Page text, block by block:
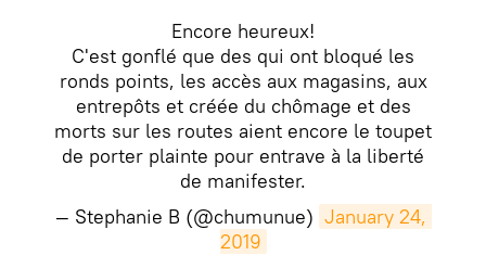
Encore heureux!
C'est gonflé que des qui ont bloqué les
ronds points, les accès aux magasins, aux
entrepôts et créée du chômage et des
morts sur les routes aient encore le toupet
de porter plainte pour entrave à la liberté
de manifester.
— Stephanie B (@chumunue) January 24,
2019